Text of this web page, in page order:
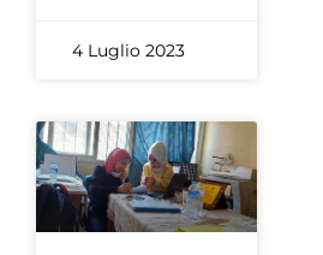
4 Luglio 2023